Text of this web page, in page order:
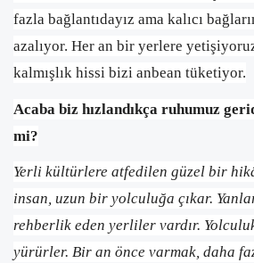
fazla bağlantıdayız ama kalıcı
azalıyor. Her an bir yerlere
kalmışlık hissi bizi anbean tüketiyor.
Acaba biz hızlandıkça ruhumuz
mi?
Yerli kültürlere atfedilen güzel bir
insan, uzun bir yolculuğa çıkar.
rehberlik eden yerliler vardır.
yürürler. Bir an önce varmak, daha